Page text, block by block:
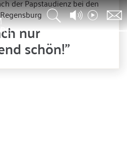
der Papstaudienz bei den
nur
schön!"